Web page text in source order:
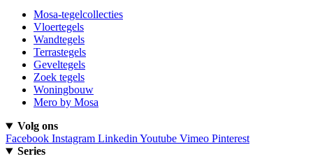
Mosa-tegelcollecties
Vloertegels
Wandtegels
Terrastegels
Geveltegels
Zoek tegels
Woningbouw
Mero by Mosa
Volg ons
Facebook Instagram Linkedin Youtube Vimeo Pinterest
Series